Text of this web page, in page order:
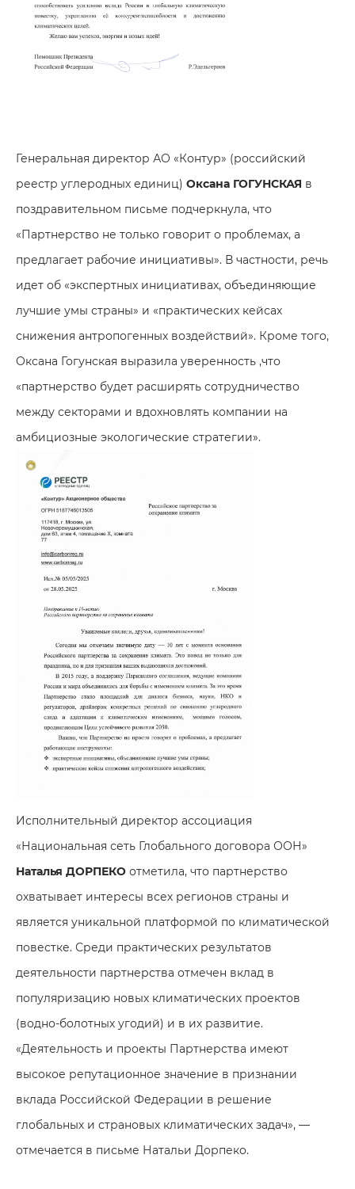
Генеральная директор АО «Контур» (российский
реестр углеродных единиц) Оксана ГОГУНСКАЯ в
поздравительном письме подчеркнула, что
«Партнерство не только говорит о проблемах, а
предлагает рабочие инициативы». В частности, речь
идет об «экспертных инициативах, объединяющие
лучшие умы страны» и «практических кейсах
снижения антропогенных воздействий». Кроме того,
Оксана Гогунская выразила уверенность ,что
«партнерство будет расширять сотрудничество
между секторами и вдохновлять компании на
амбициозные экологические стратегии».
Исполнительный директор ассоциация
«Национальная сеть Глобального договора ООН»
Наталья ДОРПЕКО отметила, что партнерство
охватывает интересы всех регионов страны и
является уникальной платформой по климатической
повестке. Среди практических результатов
деятельности партнерства отмечен вклад в
популяризацию новых климатических проектов
(водно-болотных угодий) и в их развитие.
«Деятельность и проекты Партнерства имеют
высокое репутационное значение в признании
вклада Российской Федерации в решение
глобальных и страновых климатических задач», —
отмечается в письме Натальи Дорпеко.